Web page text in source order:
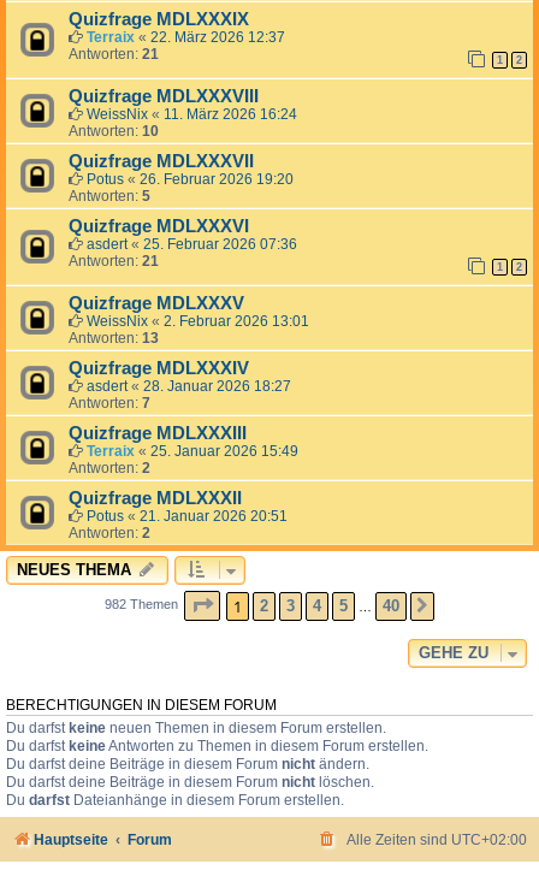
Quizfrage MDLXXXIX
Terraix « 22. März 2026 12:37
Antworten: 21 1 2
Quizfrage MDLXXXVIII
WeissNix « 11. März 2026 16:24
Antworten: 10
Quizfrage MDLXXXVII
Potus « 26. Februar 2026 19:20
Antworten: 5
Quizfrage MDLXXXVI
asdert« 25. Februar 2026 07:36
Antworten: 21 1 2
Quizfrage MDLXXXV
WeissNix « 2. Februar 2026 13:01
Antworten: 13
Quizfrage MDLXXXIV
asdert« 28. Januar 2026 18:27
Antworten: 7
Quizfrage MDLXXXIII
Terraix « 25. Januar 2026 15:49
Antworten: 2
Quizfrage MDLXXXII
Potus « 21. Januar 2026 20:51
Antworten: 2
NEUES THEMA
982 Themen SEITE1 VON40
1 2 3 4 5 40
GEHE ZU
BERECHTIGUNGEN IN DIESEM FORUM
Du darfst keine neuen Themen in diesem Forum erstellen.
Du darfst keineAntworten zu Themen in diesem Forum erstellen.
Du darfst deine Beiträge in diesem Forum nicht ändern.
Du darfst deine Beiträge in diesem Forum nicht löschen.
Du darfst Dateianhänge in diesem Forum erstellen.
Hauptseite Forum Alle Zeiten sind UTC+02:00